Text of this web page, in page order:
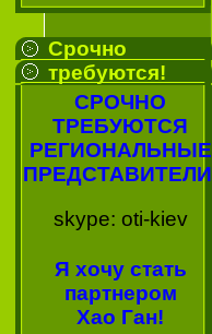
Срочно
требуются!
СРОЧНО
ТРЕБУЮТСЯ
РЕГИОНАЛЬНЫЕ
ПРЕДСТАВИТЕЛИ
skype: oti-kiev
Я хочу стать
партнером
Хао Ган!